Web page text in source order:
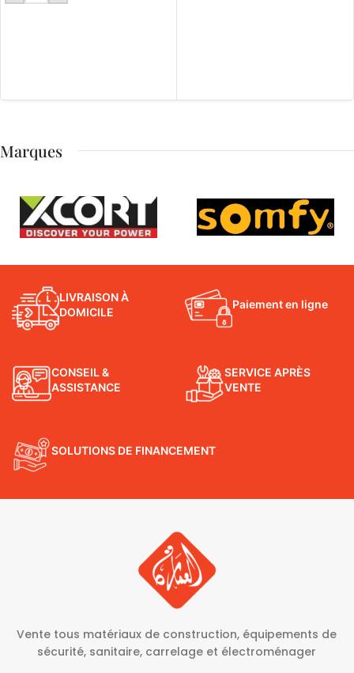
Marques
LIVRAISON À
DOMICILE
Paiement en ligne
CONSEIL &
ASSISTANCE
SERVICE APRÈS
VENTE
SOLUTIONS DE FINANCEMENT
Vente tous matériaux de construction, équipements de
sécurité, sanitaire, carrelage et électroménager